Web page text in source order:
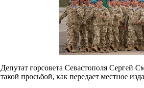
Депутат горсовета Севастополя Сергей
такой просьбой, как передает местное